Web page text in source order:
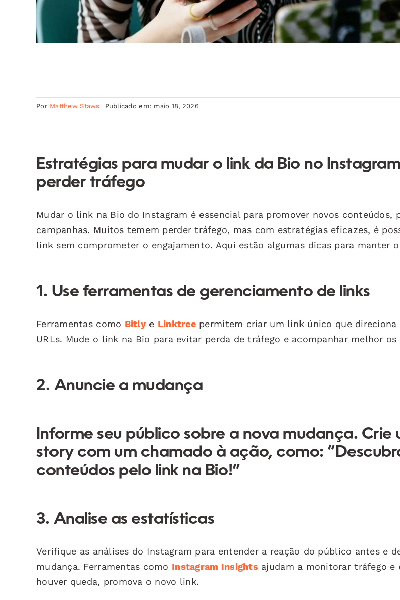
Por Matthew Staws Publicado em: maio 18, 2026
Estratégias para mudar o link da Bio no
perder tráfego
Mudar o link na Bio do Instagram é essencial para promover novos conteúdos,
campanhas. Muitos temem perder tráfego, mas com estratégias eficazes, é
link sem comprometer o engajamento. Aqui estão algumas dicas para manter
1. Use ferramentas de gerenciamento de links
Ferramentas como Bitlye Linktreepermitem criar um link único que
URLs. Mude o link na Bio para evitar perda de tráfego e acompanhar melhor os
2. Anuncie a mudança
Informe seu público sobre a nova mudança. Crie
story com um chamado à ação, como:
conteúdos pelo link na Bio!”
3. Analise as estatísticas
Verifique as análises do Instagram para entender a reação do público antes e
mudança. Ferramentas como Instagram Insights ajudam a monitorar tráfego e
houver queda, promova o novo link.